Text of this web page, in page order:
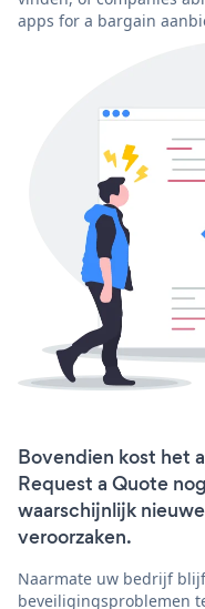
apps for a bargain
Bovendien kost het
Request a Quote
waarschijnlijk
veroorzaken.
Naarmate uw bedrijf
beveiligingsproblemen